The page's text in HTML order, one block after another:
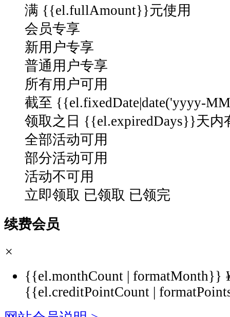
满 {{el.fullAmount}}元使用
会员专享
新用户专享
普通用户专享
所有用户可用
截至 {{el.fixedDate|date('yyyy-
领取之日 {{el.expiredDays}}天内
全部活动可用
部分活动可用
活动不可用
立即领取 已领取 已领完
续费会员
×
{{el.monthCount | formatMonth}}
{{el.creditPointCount |